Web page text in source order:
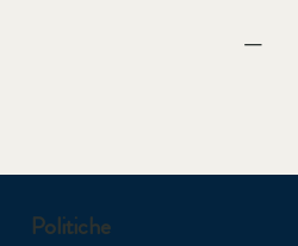
Politiche